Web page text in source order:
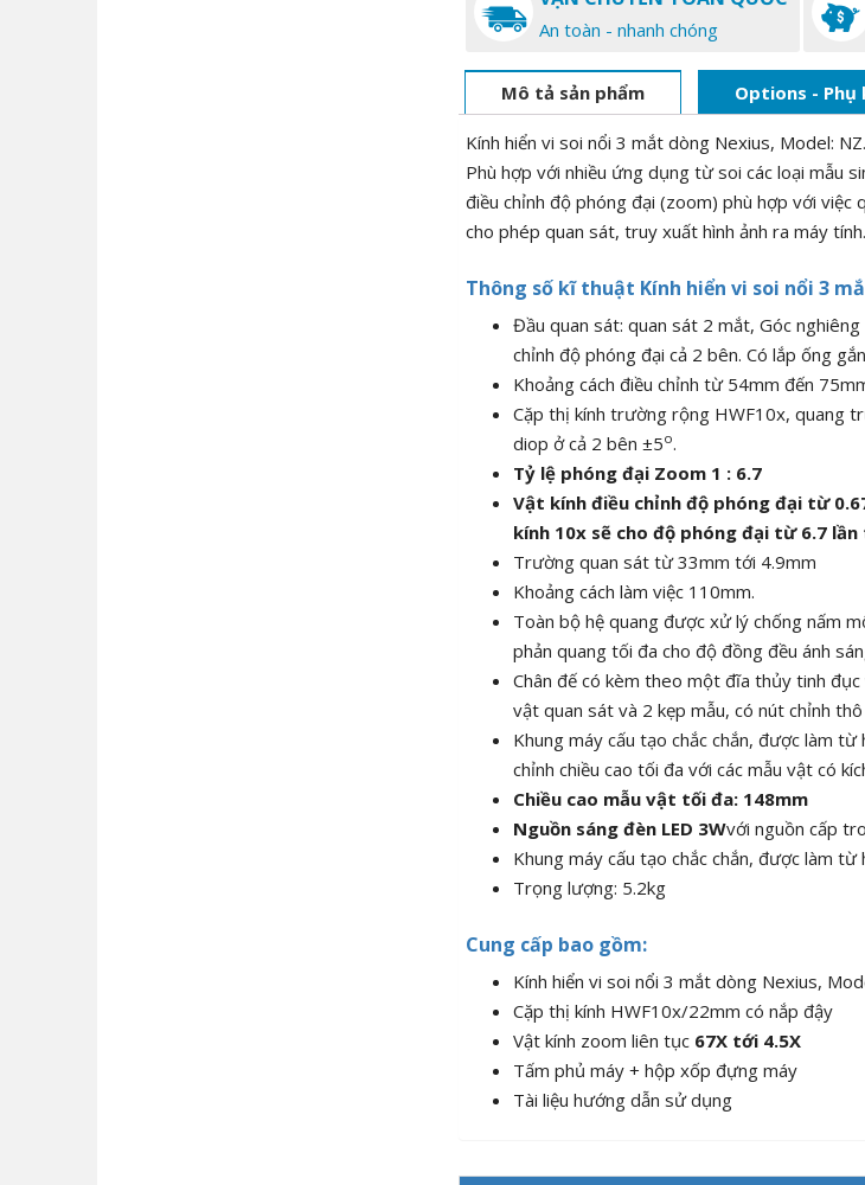
An toàn - nhanh chóng
Mô tả sản phẩm Options - Phụ
Kính hiển vi soi nổi 3 mắt dòng Nexius, Model:
Phù hợp với nhiều ứng dụng từ soi các loại mẫu
điều chỉnh độ phóng đại (zoom) phù hợp với việc
cho phép quan sát, truy xuất hình ảnh ra máy tính.
Thông số kĩ thuật Kính hiển vi soi nổi 3
Đầu quan sát: quan sát 2 mắt, Góc nghiêng
chỉnh độ phóng đại cả 2 bên. Có lắp ống
Khoảng cách điều chỉnh từ 54mm đến
Cặp thị kính trường rộng HWF10x, quang
diop ở cả 2 bên ±5o.
Tỷ lệ phóng đại Zoom 1 : 6.7
Vật kính điều chỉnh độ phóng đại từ
kính 10x sẽ cho độ phóng đại từ 6.7 lần
Trường quan sát từ 33mm tới 4.9mm
Khoảng cách làm việc 110mm.
Toàn bộ hệ quang được xử lý chống nấm
phản quang tối đa cho độ đồng đều ánh
Chân đế có kèm theo một đĩa thủy tinh
vật quan sát và 2 kẹp mẫu, có nút chỉnh thô
Khung máy cấu tạo chắc chắn, được làm
chỉnh chiều cao tối đa với các mẫu vật có
Chiều cao mẫu vật tối đa: 148mm
Nguồn sáng đèn LED 3Wvới nguồn cấp
Khung máy cấu tạo chắc chắn, được làm
Trọng lượng: 5.2kg
Cung cấp bao gồm:
Kính hiển vi soi nổi 3 mắt dòng Nexius,
Cặp thị kính HWF10x/22mm có nắp đậy
Vật kính zoom liên tục 67X tới 4.5X
Tấm phủ máy + hộp xốp đựng máy
Tài liệu hướng dẫn sử dụng